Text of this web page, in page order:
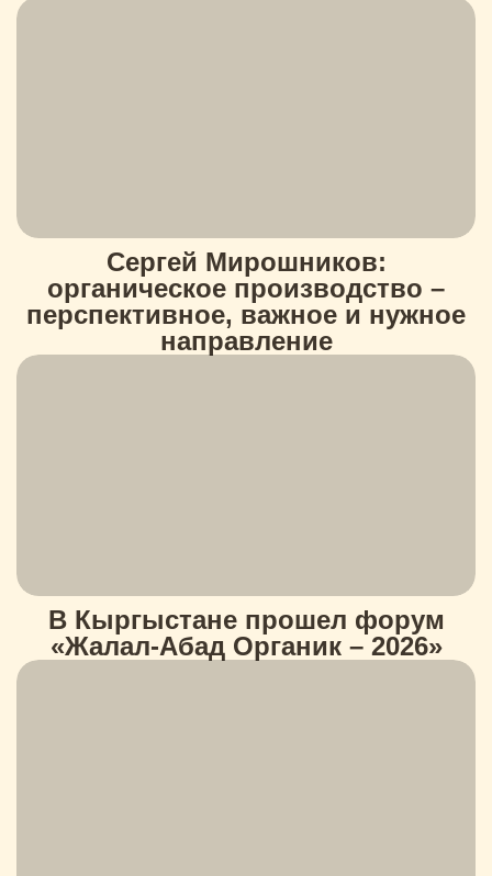
Сергей Мирошников:
органическое производство –
перспективное, важное и нужное
направление
В Кыргыстане прошел форум
«Жалал-Абад Органик – 2026»